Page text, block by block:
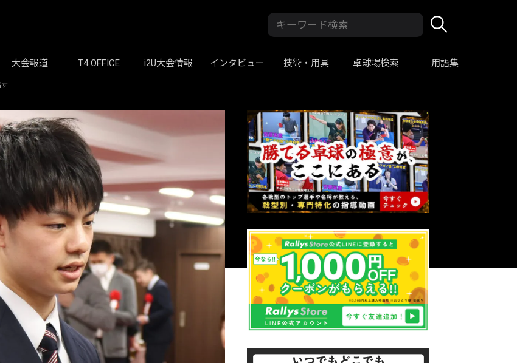
大会報道 T4 OFFICE i2U大会情報 インタビュー 技術・用具 卓球場検索 用語集